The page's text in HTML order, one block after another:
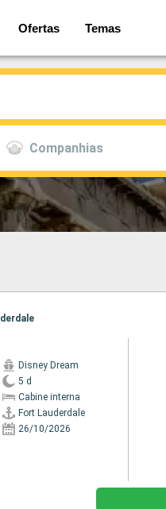
Ofertas Temas
Companhias
Disney Dream
5 d
Cabine interna
Fort Lauderdale
26/10/2026